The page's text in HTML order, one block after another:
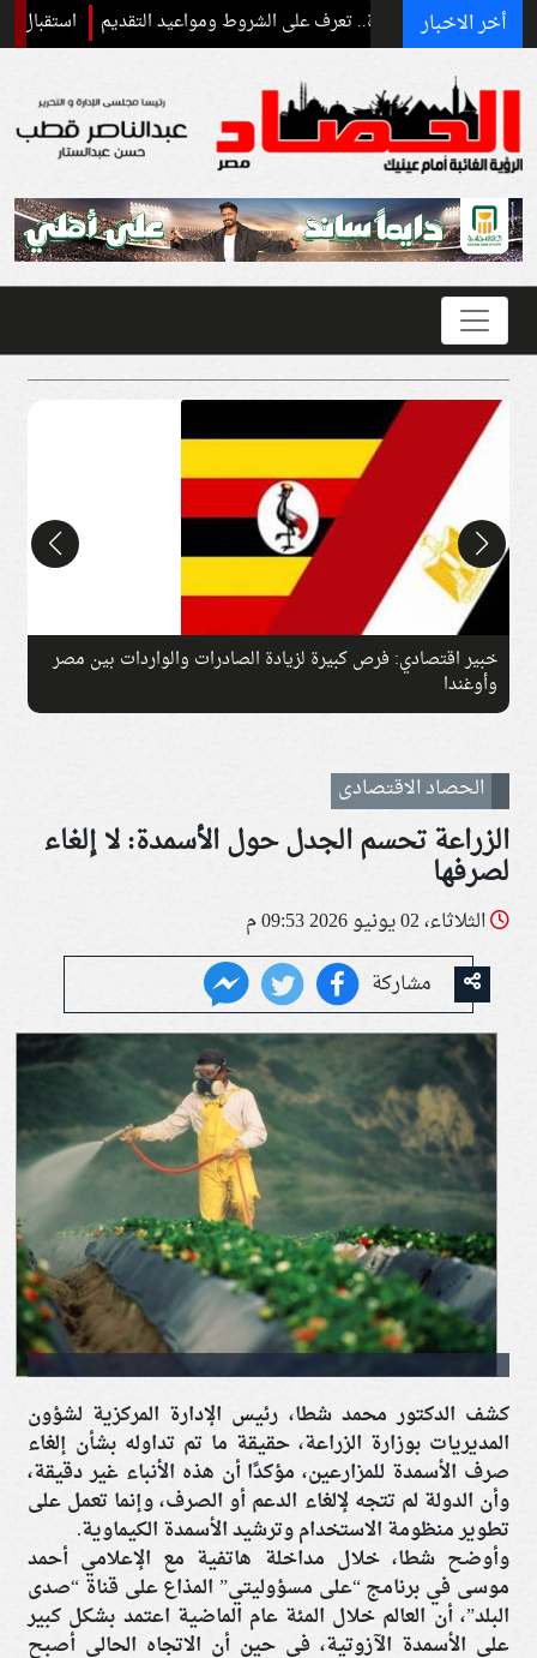
أخر الاخبار استقبال رسمي
خبير اقتصادي: فرص كبيرة لزيادة الصادرات والواردات بين مصر
وأوغندا
الحصاد الاقتصادى
الزراعة تحسم الجدل حول الأسمدة: لا إلغاء
لصرفها
الثلاثاء، 02 يونيو 2026 09:53 م
مشاركة
كشف الدكتور محمد شطا، رئيس الإدارة المركزية لشؤون
المديريات بوزارة الزراعة، حقيقة ما تم تداوله بشأن إلغاء
صرف الأسمدة للمزارعين، مؤكدًا أن هذه الأنباء غير دقيقة،
وأن الدولة لم تتجه لإلغاء الدعم أو الصرف، وإنما تعمل على
تطوير منظومة الاستخدام وترشيد الأسمدة الكيماوية.
وأوضح شطا، خلال مداخلة هاتفية مع الإعلامي أحمد
موسى في برنامج “على مسؤوليتي” المذاع على قناة “صدى
البلد”، أن العالم خلال المئة عام الماضية اعتمد بشكل كبير
على الأسمدة الآزوتية، في حين أن الاتجاه الحالي أصبح